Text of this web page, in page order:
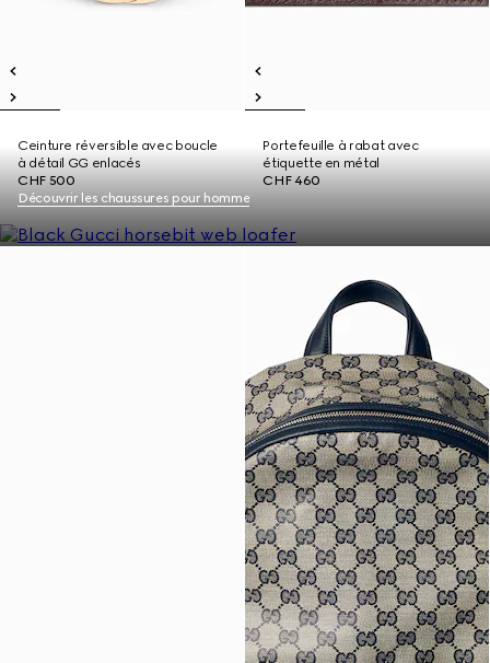
Ceinture réversible avec boucle
à détail GG enlacés
CHF 500
Portefeuille à rabat avec
étiquette en métal
CHF 460
Découvrir les chaussures pour homme